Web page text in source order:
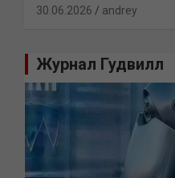
30.06.2026 andrey
Журнал Гудвилл